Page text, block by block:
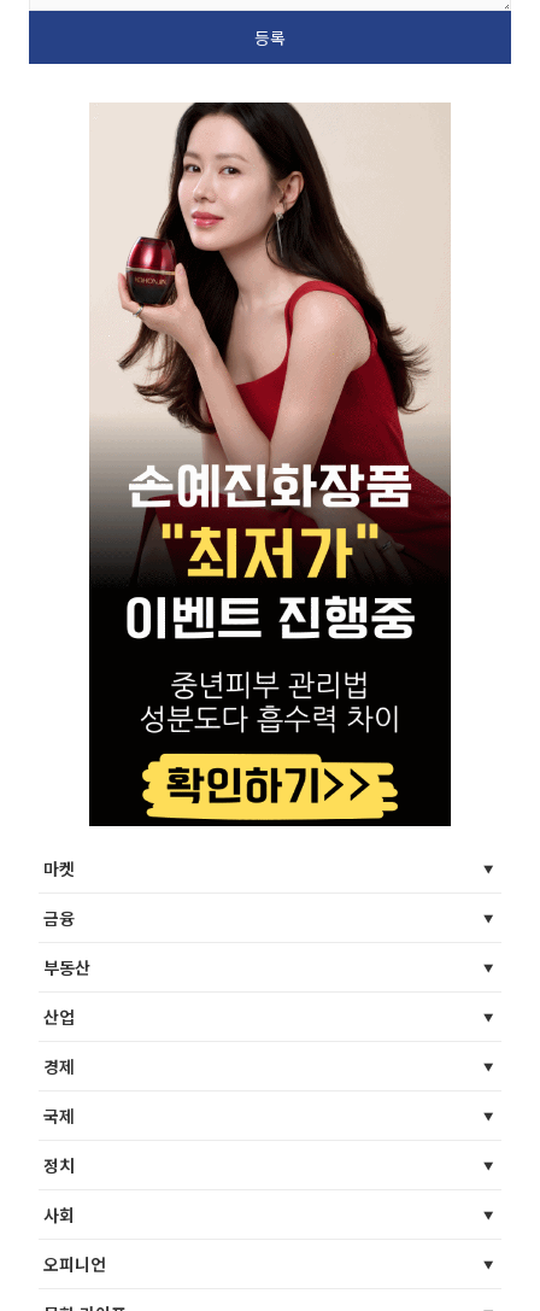
마켓
금융
부동산
산업
경제
국제
정치
사회
오피니언